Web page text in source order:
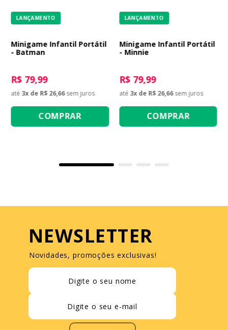
LANÇAMENTO
Minigame Infantil Portátil
- Batman
R$ 79,99
até 3x de R$ 26,66 sem juros
COMPRAR
LANÇAMENTO
Minigame Infantil Portátil
- Minnie
R$ 79,99
até 3x de R$ 26,66 sem juros
COMPRAR
NEWSLETTER
Novidades, promoções exclusivas!